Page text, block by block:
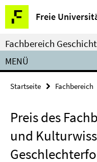
Springe
direkt
zu
Inhalt
Freie
Service-
Navigation
Fachbereich
MENÜ
Startseite Fachbereich
Preis des
und